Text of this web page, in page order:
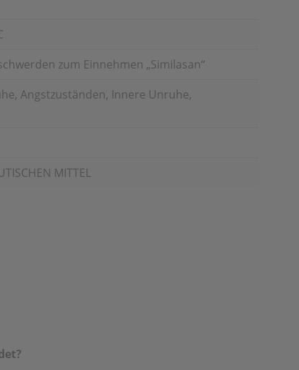
zum Einnehmen „Similasan“
Angstzuständen, Innere Unruhe,
MITTEL